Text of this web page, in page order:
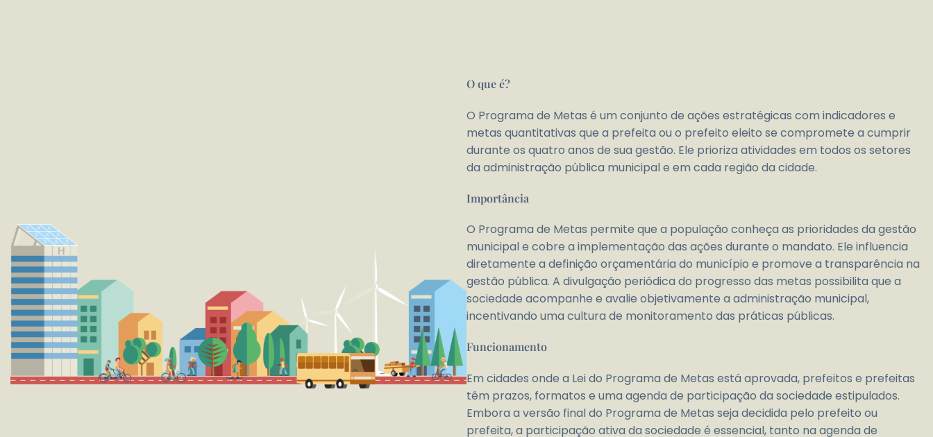
O que é?
O Programa de Metas é um conjunto de ações estratégicas com indicadores e
metas quantitativas que a prefeita ou o prefeito eleito se compromete a cumprir
durante os quatro anos de sua gestão. Ele prioriza atividades em todos os setores
da administração pública municipal e em cada região da cidade.
Importância
O Programa de Metas permite que a população conheça as prioridades da gestão
municipal e cobre a implementação das ações durante o mandato. Ele influencia
diretamente a definição orçamentária do município e promove a transparência na
gestão pública. A divulgação periódica do progresso das metas possibilita que a
sociedade acompanhe e avalie objetivamente a administração municipal,
incentivando uma cultura de monitoramento das práticas públicas.
Funcionamento
Em cidades onde a Lei do Programa de Metas está aprovada, prefeitos e prefeitas
têm prazos, formatos e uma agenda de participação da sociedade estipulados.
Embora a versão final do Programa de Metas seja decidida pelo prefeito ou
prefeita, a participação ativa da sociedade é essencial, tanto na agenda de